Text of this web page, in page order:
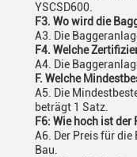
YSCSD600.
F3. Wo wird die
A3. Die
F4. Welche
A4. Die
F. Welche
A5. Die
beträgt 1 Satz.
F6: Wie hoch ist der
A6. Der Preis für
Bau.